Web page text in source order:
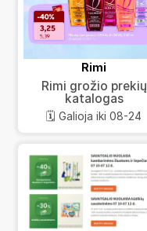
Rimi
Rimi grožio prekių
katalogas
🗓️ Galioja iki 08-24